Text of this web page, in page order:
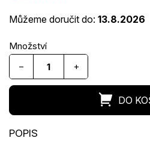
Můžeme doručit do: 13.8.2026
+
−